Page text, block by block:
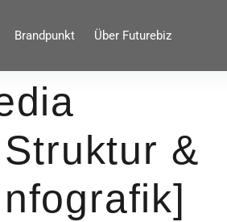
Brandpunkt Über Futurebiz
&